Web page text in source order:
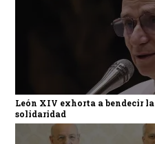
León XIV exhorta a bendecir
solidaridad